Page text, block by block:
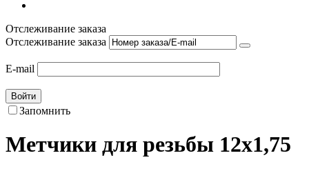
Отслеживание заказа
Отслеживание заказа
E-mail
Войти
Запомнить
Метчики для резьбы 12х1,75